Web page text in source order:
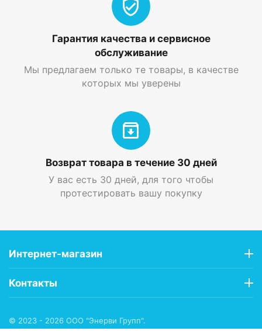
Гарантия качества и сервисное
обслуживание
Мы предлагаем только те товары, в качестве
которых мы уверены
Возврат товара в течение 30 дней
У вас есть 30 дней, для того чтобы
протестировать вашу покупку
Интернет-магазин
Контакты
© 2023 - 2026 ООО "Энерви Групп".